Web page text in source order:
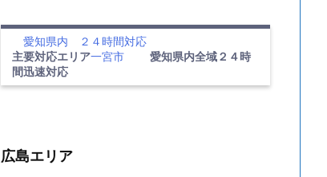
愛知県内 ２４時間対応
主要対応エリア一宮市
愛知県内全域２４時
間迅速対応
広島エリア